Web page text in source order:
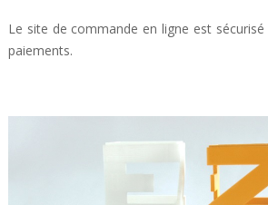
Le site de commande en ligne est
paiements.